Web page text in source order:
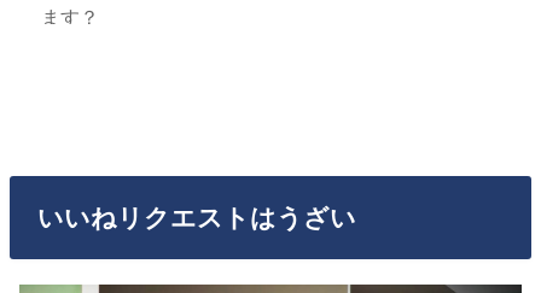
ます？
いいねリクエストはうざい